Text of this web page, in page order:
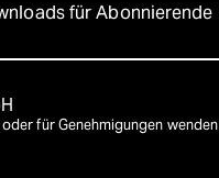
für Abonnierende
für Genehmigungen wenden